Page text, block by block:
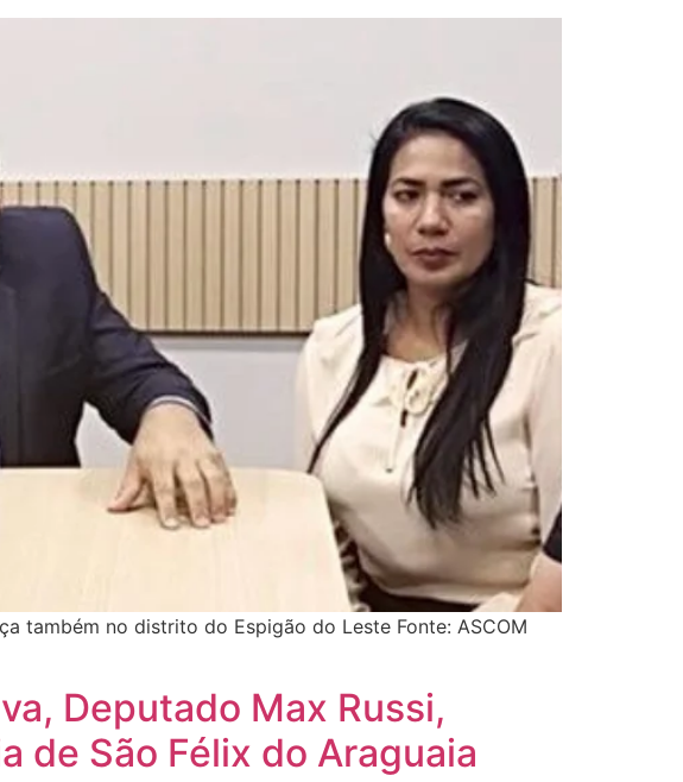
também no distrito do Espigão do Leste Fonte: ASCOM
Deputado Max Russi,
de São Félix do Araguaia